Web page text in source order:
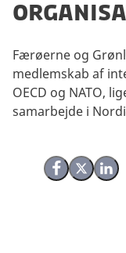
Del på Facebook
Del på X
Del
Færøerne og
medlemskab af
OECD og NATO,
samarbejde i